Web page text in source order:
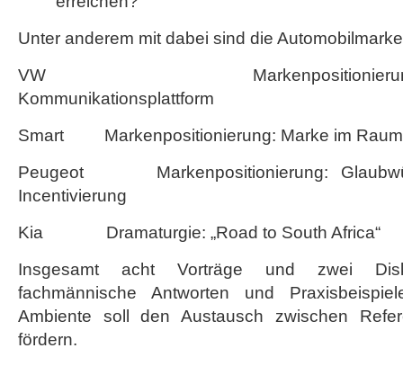
Unter anderem mit dabei sind die
VW Markenpositionierung:
Kommunikationsplattform
Smart Markenpositionierung: Marke im Raum
Peugeot Markenpositionierung:
Incentivierung
Kia Dramaturgie: „Road to South Africa“
Insgesamt acht Vorträge und zwei
fachmännische Antworten und
Ambiente soll den Austausch zwischen
fördern.